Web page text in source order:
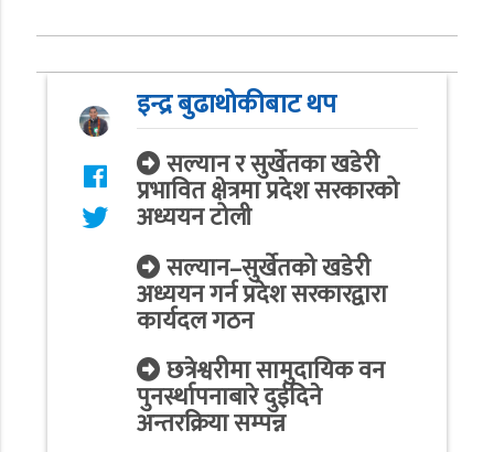
इन्द्र बुढाथोकीबाट थप
सल्यान र सुर्खेतका खडेरी
प्रभावित क्षेत्रमा प्रदेश सरकारको
अध्ययन टोली
सल्यान–सुर्खेतको खडेरी
अध्ययन गर्न प्रदेश सरकारद्वारा
कार्यदल गठन
छत्रेश्वरीमा सामुदायिक वन
पुनर्स्थापनाबारे दुईदिने
अन्तरक्रिया सम्पन्न